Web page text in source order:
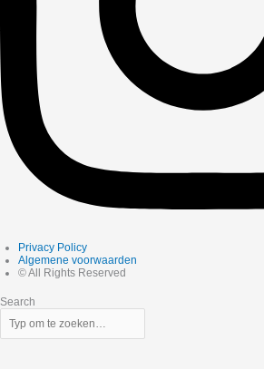
Privacy Policy
Algemene voorwaarden
© All Rights Reserved
Search